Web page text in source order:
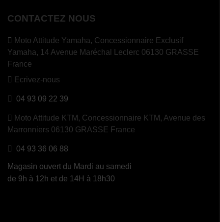
CONTACTEZ NOUS
Moto Attitude Yamaha, Concessionnaire Exclusif
Yamaha, 14 Avenue Maréchal Leclerc 06130 GRASSE
France
Ecrivez-nous
04 93 09 22 39
Moto Attitude KTM, Concessionnaire KTM, Avenue des
Marronniers 06130 GRASSE France
04 93 36 06 88
Magasin ouvert du Mardi au samedi
de 9h à 12h et de 14H à 18h30